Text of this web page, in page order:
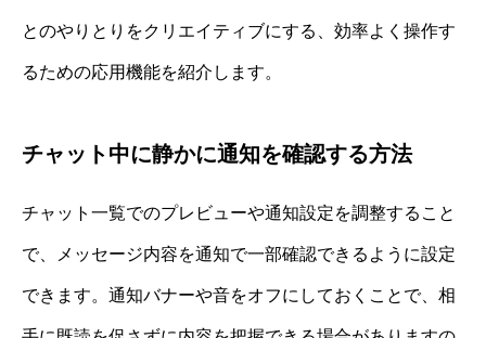
とのやりとりをクリエイティブにする、効率よく操作す
るための応用機能を紹介します。
チャット中に静かに通知を確認する方法
チャット一覧でのプレビューや通知設定を調整すること
で、メッセージ内容を通知で一部確認できるように設定
できます。通知バナーや音をオフにしておくことで、相